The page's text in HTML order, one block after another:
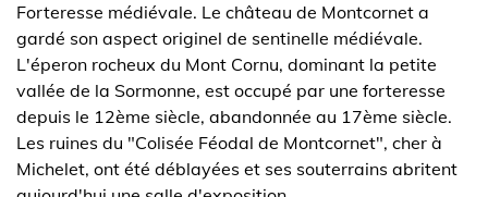
Forteresse médiévale. Le château de Montcornet a
gardé son aspect originel de sentinelle médiévale.
L'éperon rocheux du Mont Cornu, dominant la petite
vallée de la Sormonne, est occupé par une forteresse
depuis le 12ème siècle, abandonnée au 17ème siècle.
Les ruines du "Colisée Féodal de Montcornet", cher à
Michelet, ont été déblayées et ses souterrains abritent